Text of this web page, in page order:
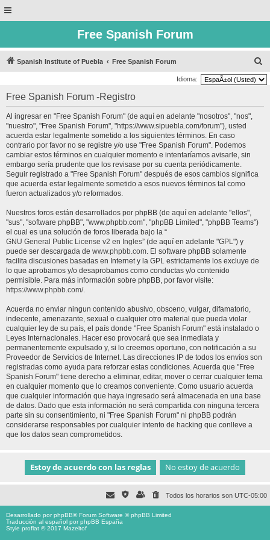
Free Spanish Forum
Spanish Institute of Puebla Free Spanish Forum
u
Idioma:
Free Spanish Forum -Registro
Al ingresar en "Free Spanish Forum" (de aquí en adelante "nosotros", "nos",
"nuestro", "Free Spanish Forum", "https://www.sipuebla.com/forum"), usted
acuerda estar legalmente sometido a los siguientes términos. En caso
contrario por favor no se registre y/o use "Free Spanish Forum". Podemos
cambiar estos términos en cualquier momento e intentaríamos avisarle, sin
embargo sería prudente que los revisase por su cuenta periódicamente.
Seguir registrado a "Free Spanish Forum" después de esos cambios significa
que acuerda estar legalmente sometido a esos nuevos términos tal como
fueron actualizados y/o reformados.
Nuestros foros están desarrollados por phpBB (de aquí en adelante "ellos",
"sus", "software phpBB", "www.phpbb.com", "phpBB Limited", "phpBB Teams")
el cual es una solución de foros liberada bajo la “
GNU General Public License v2 en Ingles” (de aquí en adelante "GPL") y
puede ser descargada de www.phpbb.com. El software phpBB solamente
facilita discusiones basadas en Internet y la GPL estrictamente los excluye de
lo que aprobamos y/o desaprobamos como conductas y/o contenido
permisible. Para más información sobre phpBB, por favor visite:
https://www.phpbb.com/.
Acuerda no enviar ningun contenido abusivo, obsceno, vulgar, difamatorio,
indecente, amenazante, sexual o cualquier otro material que pueda violar
cualquier ley de su país, el país donde "Free Spanish Forum" está instalado o
Leyes Internacionales. Hacer eso provocará que sea inmediata y
permanentemente expulsado y, si lo creemos oportuno, con notificación a su
Proveedor de Servicios de Internet. Las direcciones IP de todos los envíos son
registradas como ayuda para reforzar estas condiciones. Acuerda que "Free
Spanish Forum" tiene derecho a eliminar, editar, mover o cerrar cualquier tema
en cualquier momento que lo creamos conveniente. Como usuario acuerda
que cualquier información que haya ingresado será almacenada en una base
de datos. Dado que esta información no será compartida con ninguna tercera
parte sin su consentimiento, ni "Free Spanish Forum" ni phpBB podrán
considerarse responsables por cualquier intento de hacking que conlleve a
que los datos sean comprometidos.
Todos los horarios son UTC-05:00
Desarrollado porphpBB® Forum Software © phpBB Limited
Traducción al español porphpBB España
Style proflat © 2017 Mazeltof